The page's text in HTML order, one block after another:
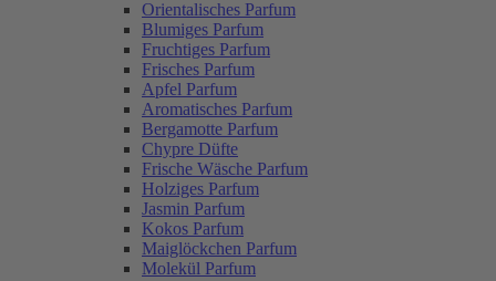
Orientalisches Parfum
Blumiges Parfum
Fruchtiges Parfum
Frisches Parfum
Apfel Parfum
Aromatisches Parfum
Bergamotte Parfum
Chypre Düfte
Frische Wäsche Parfum
Holziges Parfum
Jasmin Parfum
Kokos Parfum
Maiglöckchen Parfum
Molekül Parfum